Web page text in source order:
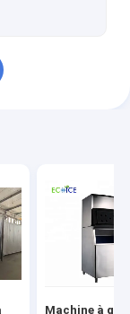
Machine à